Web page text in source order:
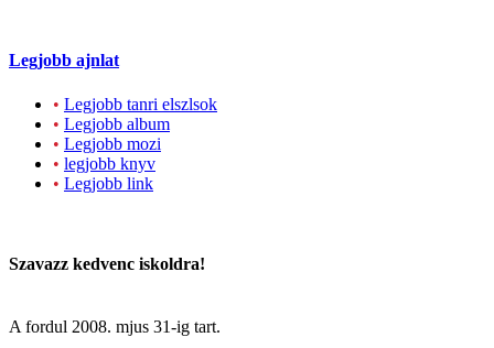
Legjobb ajnlat
• Legjobb tanri elszlsok
• Legjobb album
• Legjobb mozi
• legjobb knyv
• Legjobb link
Szavazz kedvenc iskoldra!
A fordul 2008. mjus 31-ig tart.